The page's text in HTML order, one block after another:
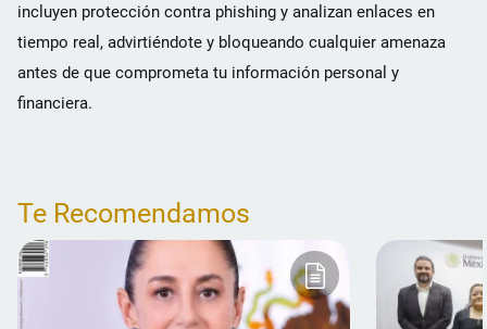
incluyen protección contra phishing y analizan enlaces en
tiempo real, advirtiéndote y bloqueando cualquier amenaza
antes de que comprometa tu información personal y
financiera.
Te Recomendamos